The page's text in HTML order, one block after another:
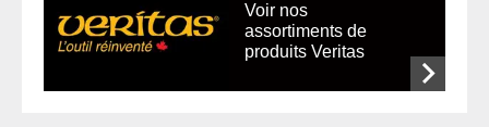
Voir nos
assortiments de
produits Veritas